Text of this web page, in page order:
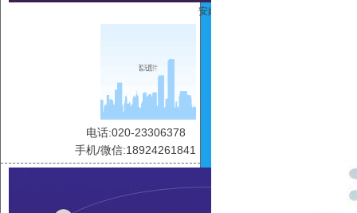
安娜
电话:020-23306378
手机/微信:18924261841